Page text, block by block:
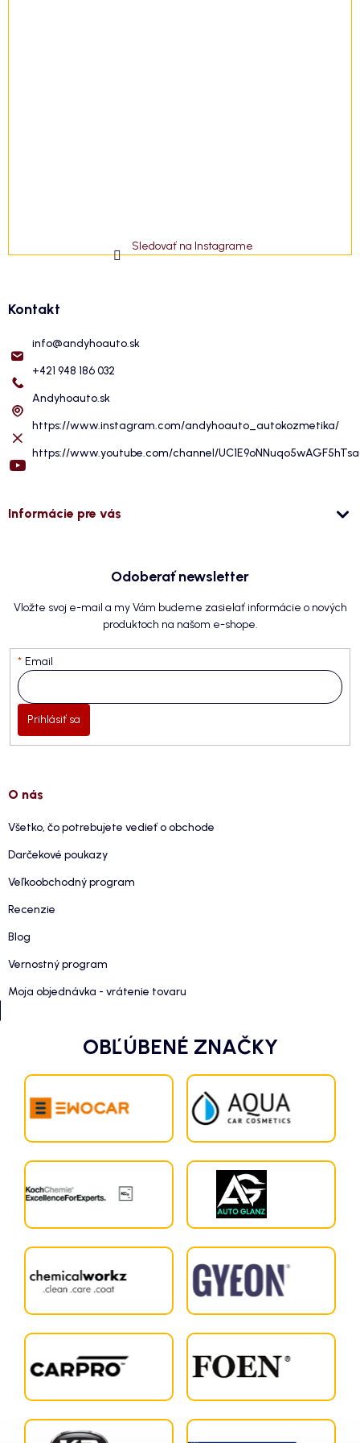
Sledovať na Instagrame
Kontakt
info@andyhoauto.sk
+421 948 186 032
Andyhoauto.sk
https://www.instagram.com/andyhoauto_autokozmetika/
https://www.youtube.com/channel/
Informácie pre vás
Odoberať newsletter
Vložte svoj e-mail a my Vám budeme zasielať informácie o nových
produktoch na našom e-shope.
Email
Prihlásiť sa
O nás
Všetko, čo potrebujete vedieť o obchode
Darčekové poukazy
Veľkoobchodný program
Recenzie
Blog
Vernostný program
Moja objednávka - vrátenie tovaru
OBĽÚBENÉ ZNAČKY